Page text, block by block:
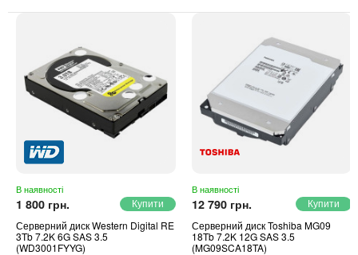
В наявності
1 800 грн.
Серверний диск Western Digital RE
3Tb 7.2K 6G SAS 3.5
(WD3001FYYG)
В наявності
12 790 грн.
Серверний диск Toshiba MG09
18Tb 7.2K 12G SAS 3.5
(MG09SCA18TA)